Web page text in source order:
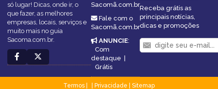
só lugar! Dicas, onde ir, o
que fazer, as melhores
empresas, locais, serviços e
muito mais no guia
Sacoma.com.br.
Sacomã.com.br
Fale com o
Sacomã.com.br
ANUNCIE:
Com
destaque |
Grátis
Receba grátis as
principais notícias,
dicas e promoções
Termos Privacidade
Sitemap